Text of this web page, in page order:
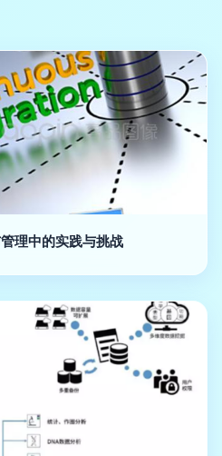
理中的实践与挑战